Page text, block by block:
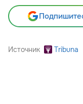
Источник Tribuna